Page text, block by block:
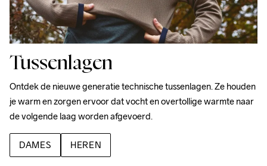
Tussenlagen
Ontdek de nieuwe generatie technische tussenlagen. Ze houden
je warm en zorgen ervoor dat vocht en overtollige warmte naar
de volgende laag worden afgevoerd.
DAMES HEREN